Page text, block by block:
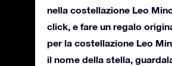
nella costellazione Leo
click, e fare un regalo
per la costellazione Leo
il nome della stella,